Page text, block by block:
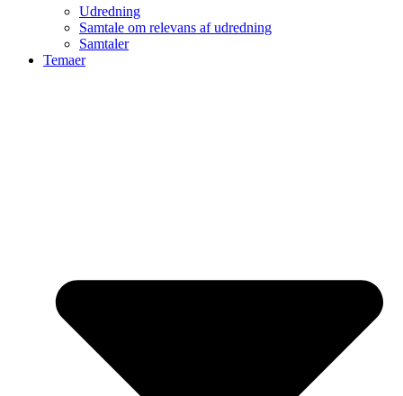
Udredning
Samtale om relevans af udredning
Samtaler
Temaer